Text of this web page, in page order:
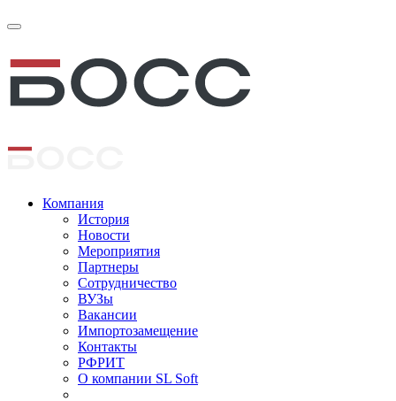
Компания
История
Новости
Мероприятия
Партнеры
Сотрудничество
ВУЗы
Вакансии
Импортозамещение
Контакты
РФРИТ
О компании SL Soft